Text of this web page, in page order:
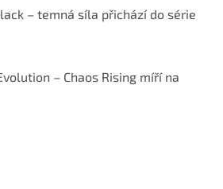
– temná síla přichází do série
– Chaos Rising míří na